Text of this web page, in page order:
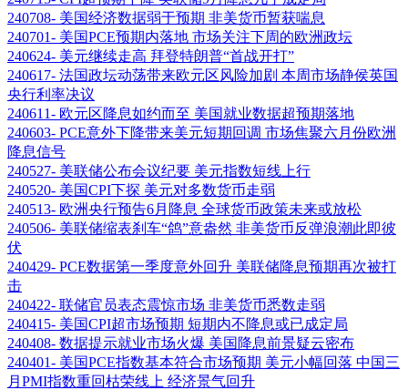
240708- 美国经济数据弱于预期 非美货币暂获喘息
240701- 美国PCE预期内落地 市场关注下周的欧洲政坛
240624- 美元继续走高 拜登特朗普“首战开打”
240617- 法国政坛动荡带来欧元区风险加剧 本周市场静侯英国
央行利率决议
240611- 欧元区降息如约而至 美国就业数据超预期落地
240603- PCE意外下降带来美元短期回调 市场焦聚六月份欧洲
降息信号
240527- 美联储公布会议纪要 美元指数短线上行
240520- 美国CPI下探 美元对多数货币走弱
240513- 欧洲央行预告6月降息 全球货币政策未来或放松
240506- 美联储缩表刹车“鸽”意盎然 非美货币反弹浪潮此即彼
伏
240429- PCE数据第一季度意外回升 美联储降息预期再次被打
击
240422- 联储官员表态震惊市场 非美货币悉数走弱
240415- 美国CPI超市场预期 短期内不降息或已成定局
240408- 数据提示就业市场火爆 美国降息前景疑云密布
240401- 美国PCE指数基本符合市场预期 美元小幅回落 中国三
月PMI指数重回枯荣线上 经济景气回升